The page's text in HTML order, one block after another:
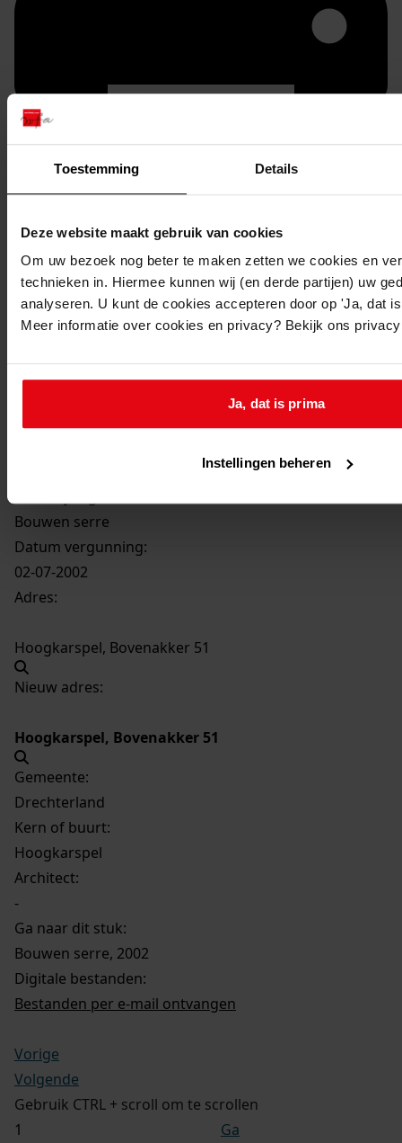
Toestemming Details
Deze website maakt gebruik van cookies
Om uw bezoek nog beter te maken zetten we cookies en
technieken in. Hiermee kunnen wij (en derde partijen) uw
analyseren. U kunt de cookies accepteren door op 'Ja, dat
Meer informatie over cookies en privacy? Bekijk ons
Ja, dat is prima
Instellingen beheren
duurzaam webadres
Bovenakker
Bouwen serre
Datum vergunning:
02-07-2002
Adres:
Hoogkarspel, Bovenakker 51
Nieuw adres:
Hoogkarspel, Bovenakker 51
Gemeente:
Drechterland
Kern of buurt:
Hoogkarspel
Architect:
-
Ga naar dit stuk:
Bouwen serre, 2002
Digitale bestanden:
Bestanden per e-mail ontvangen
Vorige
Volgende
Gebruik CTRL + scroll om te scrollen
Ga